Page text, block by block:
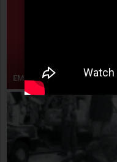
EMPIRISMO ERETICO